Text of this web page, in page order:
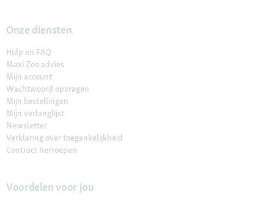
Onze diensten
Hulp en FAQ
Maxi Zoo advies
Mijn account
Wachtwoord opvragen
Mijn bestellingen
Mijn verlanglijst
Newsletter
Verklaring over toegankelijkheid
Contract herroepen
Voordelen voor jou